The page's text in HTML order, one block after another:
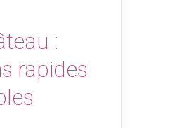
:
rapides